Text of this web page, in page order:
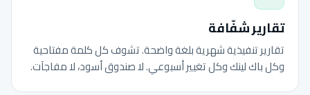
تقارير شفّافة
تقارير تنفيذية شهرية بلغة واضحة. تشوف كل كلمة مفتاحية
وكل باك لينك وكل تغيير أسبوعي. لا صندوق أسود، لا مفاجآت.